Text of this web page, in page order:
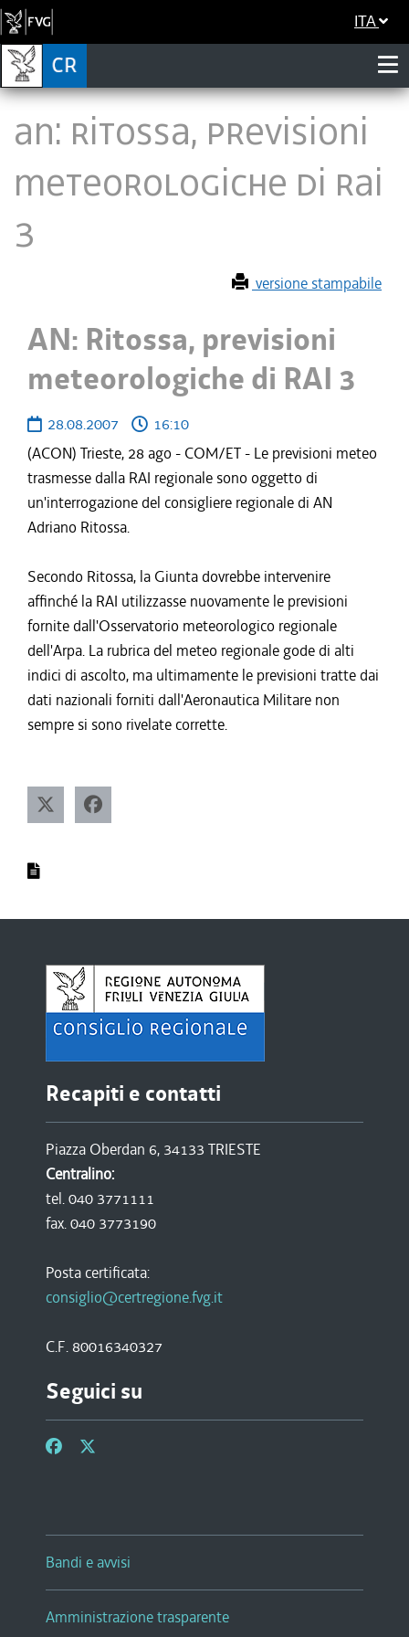
ITA
AN: Ritossa, previsioni
meteorologiche di RAI
3
versione stampabile
AN: Ritossa, previsioni
meteorologiche di RAI 3
28.08.2007
16:10
(ACON) Trieste, 28 ago - COM/ET - Le previsioni meteo
trasmesse dalla RAI regionale sono oggetto di
un'interrogazione del consigliere regionale di AN
Adriano Ritossa.
Secondo Ritossa, la Giunta dovrebbe intervenire
affinché la RAI utilizzasse nuovamente le previsioni
fornite dall'Osservatorio meteorologico regionale
dell'Arpa. La rubrica del meteo regionale gode di alti
indici di ascolto, ma ultimamente le previsioni tratte dai
dati nazionali forniti dall'Aeronautica Militare non
sempre si sono rivelate corrette.
Recapiti e contatti
Piazza Oberdan 6, 34133 TRIESTE
Centralino:
tel. 040 3771111
fax. 040 3773190
Posta certificata:
consiglio@certregione.fvg.it
C.F. 80016340327
Seguici su
Bandi e avvisi
Amministrazione trasparente